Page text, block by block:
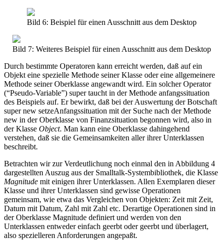
Bild 6: Beispiel für einen Ausschnitt aus dem Desktop
Bild 7: Weiteres Beispiel für einen Ausschnitt aus dem Desktop
Durch bestimmte Operatoren kann erreicht werden, daß auf ein
Objekt eine spezielle Methode seiner Klasse oder eine allgemeinere
Methode seiner Oberklasse angewandt wird. Ein solcher Operator
(“Pseudo-Variable”) super taucht in der Methode anfangssituation
des Beispiels auf. Er bewirkt, daß bei der Auswertung der Botschaft
super new setzeAnfangssituation mit der Suche nach der Methode
new in der Oberklasse von Finanzsituation begonnen wird, also in
der Klasse Object. Man kann eine Oberklasse dahingehend
verstehen, daß sie die Gemeinsamkeiten aller ihrer Unterklassen
beschreibt.
Betrachten wir zur Verdeutlichung noch einmal den in Abbildung 4
dargestellten Auszug aus der Smalltalk-Systembibliothek, die Klasse
Magnitude mit einigen ihrer Unterklassen. Allen Exemplaren dieser
Klasse und ihrer Unterklassen sind gewisse Operationen
gemeinsam, wie etwa das Vergleichen von Objekten: Zeit mit Zeit,
Datum mit Datum, Zahl mit Zahl etc. Derartige Operationen sind in
der Oberklasse Magnitude definiert und werden von den
Unterklassen entweder einfach geerbt oder geerbt und überlagert,
also spezielleren Anforderungen angepaßt.